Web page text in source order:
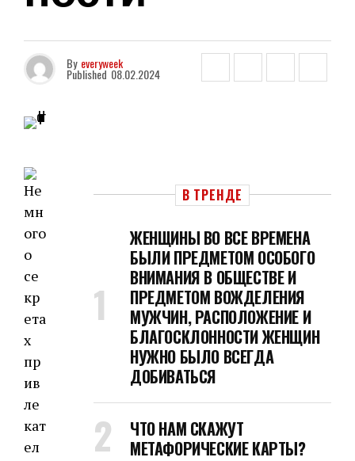
By everyweek
Published 08.02.2024
В ТРЕНДЕ
ЖЕНЩИНЫ ВО ВСЕ ВРЕМЕНА
БЫЛИ ПРЕДМЕТОМ ОСОБОГО
ВНИМАНИЯ В ОБЩЕСТВЕ И
ПРЕДМЕТОМ ВОЖДЕЛЕНИЯ
МУЖЧИН, РАСПОЛОЖЕНИЕ И
БЛАГОСКЛОННОСТИ ЖЕНЩИН
НУЖНО БЫЛО ВСЕГДА
ДОБИВАТЬСЯ
ЧТО НАМ СКАЖУТ
МЕТАФОРИЧЕСКИЕ КАРТЫ?